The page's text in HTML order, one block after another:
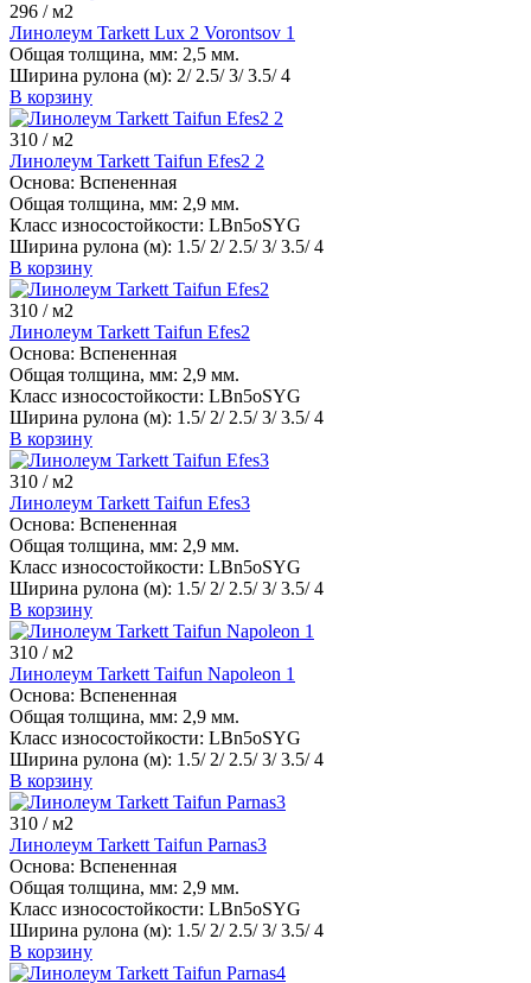
296 / м2
Линолеум Tarkett Lux 2 Vorontsov 1
Общая толщина, мм: 2,5 мм.
Ширина рулона (м): 2/ 2.5/ 3/ 3.5/ 4
В корзину
310 / м2
Линолеум Tarkett Taifun Efes2 2
Основа: Вспененная
Общая толщина, мм: 2,9 мм.
Класс износостойкости: LBn5oSYG
Ширина рулона (м): 1.5/ 2/ 2.5/ 3/ 3.5/ 4
В корзину
310 / м2
Линолеум Tarkett Taifun Efes2
Основа: Вспененная
Общая толщина, мм: 2,9 мм.
Класс износостойкости: LBn5oSYG
Ширина рулона (м): 1.5/ 2/ 2.5/ 3/ 3.5/ 4
В корзину
310 / м2
Линолеум Tarkett Taifun Efes3
Основа: Вспененная
Общая толщина, мм: 2,9 мм.
Класс износостойкости: LBn5oSYG
Ширина рулона (м): 1.5/ 2/ 2.5/ 3/ 3.5/ 4
В корзину
310 / м2
Линолеум Tarkett Taifun Napoleon 1
Основа: Вспененная
Общая толщина, мм: 2,9 мм.
Класс износостойкости: LBn5oSYG
Ширина рулона (м): 1.5/ 2/ 2.5/ 3/ 3.5/ 4
В корзину
310 / м2
Линолеум Tarkett Taifun Parnas3
Основа: Вспененная
Общая толщина, мм: 2,9 мм.
Класс износостойкости: LBn5oSYG
Ширина рулона (м): 1.5/ 2/ 2.5/ 3/ 3.5/ 4
В корзину